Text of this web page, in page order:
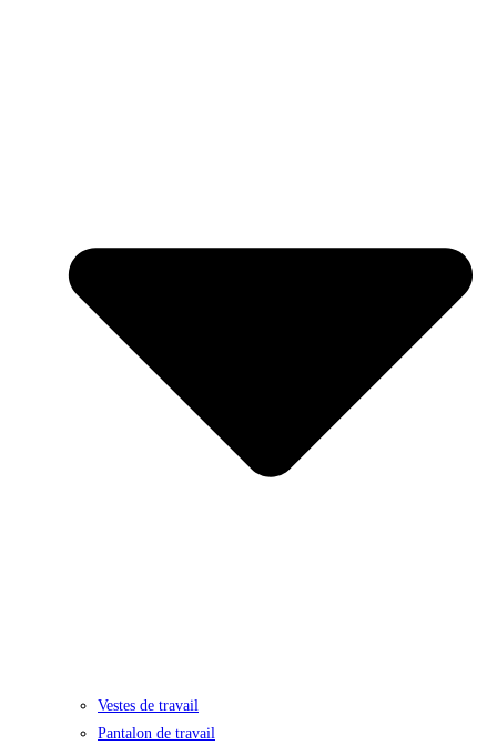
Vestes de travail
Pantalon de travail